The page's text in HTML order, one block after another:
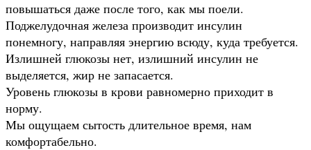
повышаться даже после того, как мы поели.
Поджелудочная железа производит инсулин
понемногу, направляя энергию всюду, куда требуется.
Излишней глюкозы нет, излишний инсулин не
выделяется, жир не запасается.
Уровень глюкозы в крови равномерно приходит в
норму.
Мы ощущаем сытость длительное время, нам
комфортабельно.